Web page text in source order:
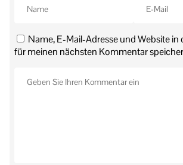
Name, E-Mail-Adresse und Website in
für meinen nächsten Kommentar